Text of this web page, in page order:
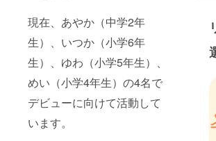
現在、あやか（中学2年
生）、いつか（小学6年
生）、ゆわ（小学5年生）、
めい（小学4年生）の4名で
デビューに向けて活動して
います。